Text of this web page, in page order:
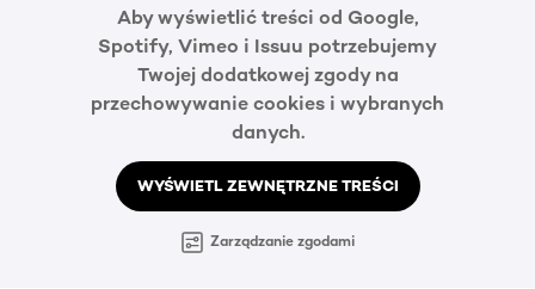
Aby wyświetlić treści od Google,
Spotify, Vimeo i Issuu potrzebujemy
Twojej dodatkowej zgody na
przechowywanie cookies i wybranych
danych.
WYŚWIETL ZEWNĘTRZNE TREŚCI
Zarządzanie zgodami